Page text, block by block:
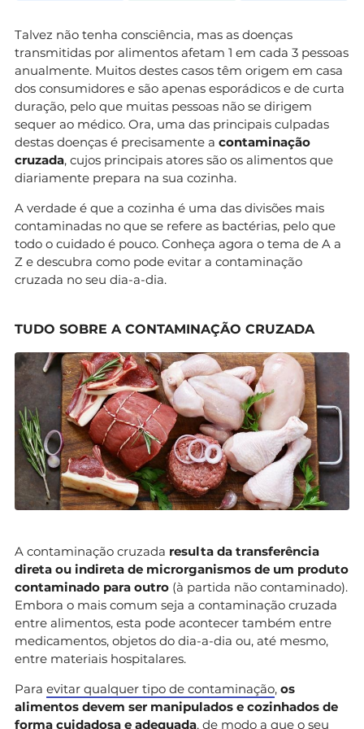
Talvez não tenha consciência, mas as doenças
transmitidas por alimentos afetam 1 em cada 3 pessoas
anualmente. Muitos destes casos têm origem em casa
dos consumidores e são apenas esporádicos e de curta
duração, pelo que muitas pessoas não se dirigem
sequer ao médico. Ora, uma das principais culpadas
destas doenças é precisamente a contaminação
cruzada, cujos principais atores são os alimentos que
diariamente prepara na sua cozinha.
A verdade é que a cozinha é uma das divisões mais
contaminadas no que se refere as bactérias, pelo que
todo o cuidado é pouco. Conheça agora o tema de A a
Z e descubra como pode evitar a contaminação
cruzada no seu dia-a-dia.
TUDO SOBRE A CONTAMINAÇÃO CRUZADA
A contaminação cruzada resulta da transferência
direta ou indireta de microrganismos de um produto
contaminado para outro (à partida não contaminado).
Embora o mais comum seja a contaminação cruzada
entre alimentos, esta pode acontecer também entre
medicamentos, objetos do dia-a-dia ou, até mesmo,
entre materiais hospitalares.
Para evitar qualquer tipo de contaminação, os
alimentos devem ser manipulados e cozinhados de
forma cuidadosa e adequada, de modo a que o seu